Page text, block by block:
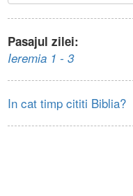
Pasajul zilei:
Ieremia 1 - 3
In cat timp cititi Biblia?